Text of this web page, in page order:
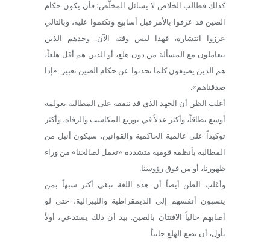
كذلك فطالب الخلاص لا يسائل المخلّص؛ فأن يكون حكام
الصين قد عرفوا بالأمر قبل أسابيع وتكتموا عليه، وبالتالي
عززوا انتشاره، فهذا ليس وقته الآن. وحدهم الذين
يتعاملون مع المسألة من دون هلع، أو الذين هم أقل هلعاً،
هم الذين يضيفون كلما تحدثوا عن حكام الصين تعبير: «إذا
صدقناهم».
أغلب الظن أن الجهد الذي قد ننفقه على المطالبة بعولمة
أوسع نطاقاً، وأكثر عدلاً في توزيع المكاسب والرفاه، وأكثر
توكيداً على عالمية الحاكمية والقوانين، سيكون أنبل من
المطالبة بأنظمة قومية متشددة «تعمل لصالحنا» من وراء
ظهورنا، أو من فوق رؤوسنا.
وأغلب الظن أيضاً أن هذه اللغة تبقى أكثر شبهاً بمن
ينسبون أنفسهم إلى الديمقراطية والليبرالية، حتى لو
أصابهم حالياً الافتتان بالصين. بيد أن ذلك يستدعي، أولاً
بأول، أن نضع الهلع جانباً.